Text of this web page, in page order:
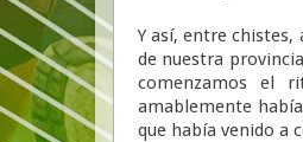
Y así, entre
de nuestra
comenzamos el
amablemente
que había venido a